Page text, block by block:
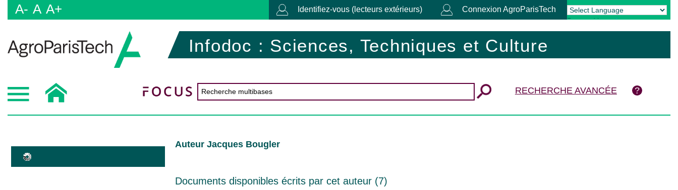
A- A A+ Identifiez-vous (lecteurs extérieurs) Connexion AgroParisTech
Powered by Translate
Infodoc : Sciences, Techniques et Culture
RECHERCHE AVANCÉE
Auteur Jacques Bougler
Documents disponibles écrits par cet auteur (7)